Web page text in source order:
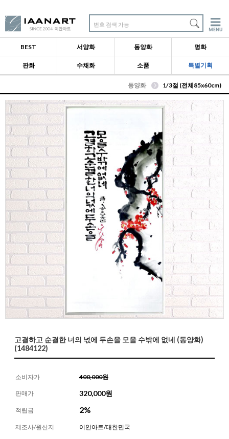
번호 검색 가능
BEST 서양화 동양화 명화
판화 수채화 소품 특별기획
동양화 1/3절 (전체85x60cm)
고결하고 순결한 너의 넋에 두손을 모을 수밖에 없네 (동양화)
(1484122)
소비자가 400,000원
판매가 320,000원
적립금 2%
제조사/원산지 이안아트/대한민국